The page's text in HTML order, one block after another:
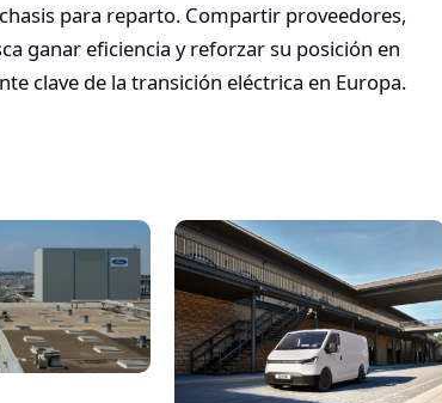
para reparto. Compartir proveedores,
ganar eficiencia y reforzar su posición en
clave de la transición eléctrica en Europa.